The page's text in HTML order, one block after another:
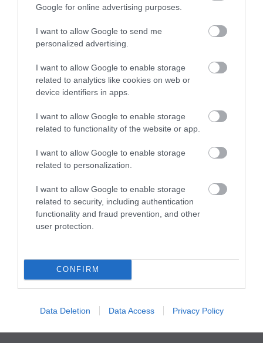
Google for online advertising purposes.
I want to allow Google to send me
personalized advertising.
I want to allow Google to enable storage
related to analytics like cookies on web or
device identifiers in apps.
I want to allow Google to enable storage
related to functionality of the website or app.
I want to allow Google to enable storage
related to personalization.
I want to allow Google to enable storage
related to security, including authentication
functionality and fraud prevention, and other
user protection.
CONFIRM
Data Deletion Data Access Privacy Policy
Médiaajánlat és hirdetési akciók•Impresszum•
Adatvédelmi
nyiltakozat• Fórum•Írj Nekünk!•